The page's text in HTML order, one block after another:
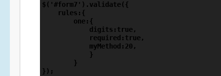
$('#form7').validate({
    rules:{
        one:{
            digits:true,
            required:true,
            myMethod:20,
            }
        }
});